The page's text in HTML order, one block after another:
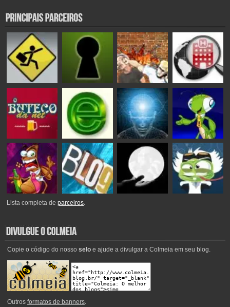
Lista completa deparceiros.
Copie o código do nosso seloe ajude a divulgar a Colmeia em seu blog.
Outros formatos de banners.